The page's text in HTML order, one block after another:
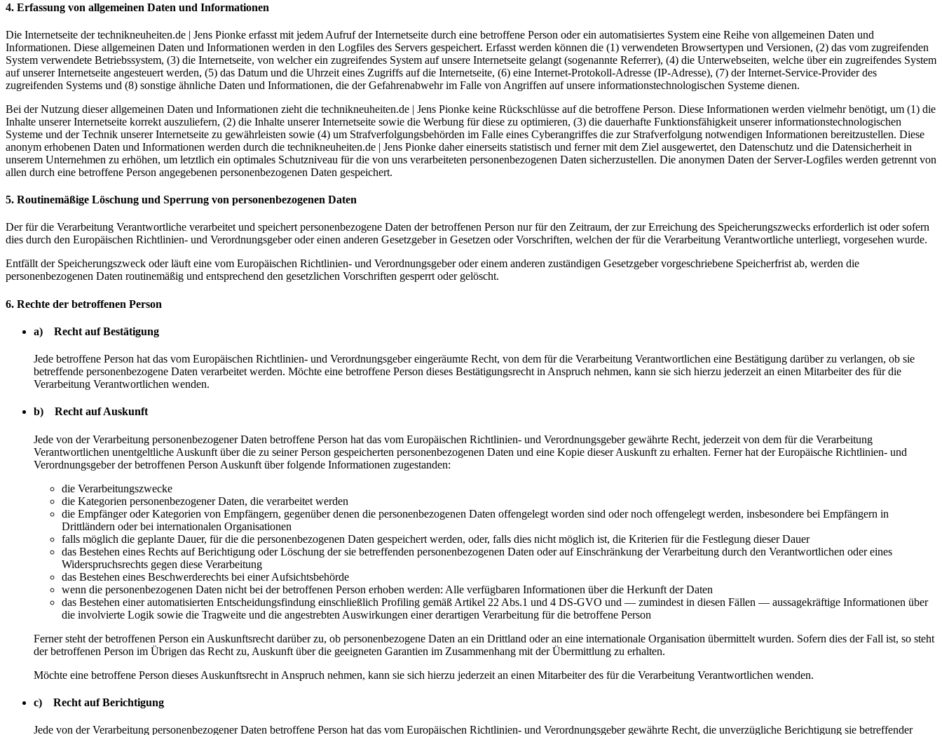
4. Erfassung von allgemeinen Daten und Informationen
Die Internetseite der technikneuheiten.de | Jens Pionke erfasst mit jedem Aufruf der Internetseite durch eine betroffene Person oder ein automatisiertes System eine Reihe von allgemeinen Daten und
Informationen. Diese allgemeinen Daten und Informationen werden in den Logfiles des Servers gespeichert. Erfasst werden können die (1) verwendeten Browsertypen und Versionen, (2) das vom zugreifenden
System verwendete Betriebssystem, (3) die Internetseite, von welcher ein zugreifendes System auf unsere Internetseite gelangt (sogenannte Referrer), (4) die Unterwebseiten, welche über ein zugreifendes System
auf unserer Internetseite angesteuert werden, (5) das Datum und die Uhrzeit eines Zugriffs auf die Internetseite, (6) eine Internet-Protokoll-Adresse (IP-Adresse), (7) der Internet-Service-Provider des
zugreifenden Systems und (8) sonstige ähnliche Daten und Informationen, die der Gefahrenabwehr im Falle von Angriffen auf unsere informationstechnologischen Systeme dienen.
Bei der Nutzung dieser allgemeinen Daten und Informationen zieht die technikneuheiten.de | Jens Pionke keine Rückschlüsse auf die betroffene Person. Diese Informationen werden vielmehr benötigt, um (1) die
Inhalte unserer Internetseite korrekt auszuliefern, (2) die Inhalte unserer Internetseite sowie die Werbung für diese zu optimieren, (3) die dauerhafte Funktionsfähigkeit unserer informationstechnologischen
Systeme und der Technik unserer Internetseite zu gewährleisten sowie (4) um Strafverfolgungsbehörden im Falle eines Cyberangriffes die zur Strafverfolgung notwendigen Informationen bereitzustellen. Diese
anonym erhobenen Daten und Informationen werden durch die technikneuheiten.de | Jens Pionke daher einerseits statistisch und ferner mit dem Ziel ausgewertet, den Datenschutz und die Datensicherheit in
unserem Unternehmen zu erhöhen, um letztlich ein optimales Schutzniveau für die von uns verarbeiteten personenbezogenen Daten sicherzustellen. Die anonymen Daten der Server-Logfiles werden getrennt von
allen durch eine betroffene Person angegebenen personenbezogenen Daten gespeichert.
5. Routinemäßige Löschung und Sperrung von personenbezogenen Daten
Der für die Verarbeitung Verantwortliche verarbeitet und speichert personenbezogene Daten der betroffenen Person nur für den Zeitraum, der zur Erreichung des Speicherungszwecks erforderlich ist oder sofern
dies durch den Europäischen Richtlinien- und Verordnungsgeber oder einen anderen Gesetzgeber in Gesetzen oder Vorschriften, welchen der für die Verarbeitung Verantwortliche unterliegt, vorgesehen wurde.
Entfällt der Speicherungszweck oder läuft eine vom Europäischen Richtlinien- und Verordnungsgeber oder einem anderen zuständigen Gesetzgeber vorgeschriebene Speicherfrist ab, werden die
personenbezogenen Daten routinemäßig und entsprechend den gesetzlichen Vorschriften gesperrt oder gelöscht.
6. Rechte der betroffenen Person
a) Recht auf Bestätigung
Jede betroffene Person hat das vom Europäischen Richtlinien- und Verordnungsgeber eingeräumte Recht, von dem für die Verarbeitung Verantwortlichen eine Bestätigung darüber zu verlangen, ob sie
betreffende personenbezogene Daten verarbeitet werden. Möchte eine betroffene Person dieses Bestätigungsrecht in Anspruch nehmen, kann sie sich hierzu jederzeit an einen Mitarbeiter des für die
Verarbeitung Verantwortlichen wenden.
b) Recht auf Auskunft
Jede von der Verarbeitung personenbezogener Daten betroffene Person hat das vom Europäischen Richtlinien- und Verordnungsgeber gewährte Recht, jederzeit von dem für die Verarbeitung
Verantwortlichen unentgeltliche Auskunft über die zu seiner Person gespeicherten personenbezogenen Daten und eine Kopie dieser Auskunft zu erhalten. Ferner hat der Europäische Richtlinien- und
Verordnungsgeber der betroffenen Person Auskunft über folgende Informationen zugestanden:
die Verarbeitungszwecke
die Kategorien personenbezogener Daten, die verarbeitet werden
die Empfänger oder Kategorien von Empfängern, gegenüber denen die personenbezogenen Daten offengelegt worden sind oder noch offengelegt werden, insbesondere bei Empfängern in
Drittländern oder bei internationalen Organisationen
falls möglich die geplante Dauer, für die die personenbezogenen Daten gespeichert werden, oder, falls dies nicht möglich ist, die Kriterien für die Festlegung dieser Dauer
das Bestehen eines Rechts auf Berichtigung oder Löschung der sie betreffenden personenbezogenen Daten oder auf Einschränkung der Verarbeitung durch den Verantwortlichen oder eines
Widerspruchsrechts gegen diese Verarbeitung
das Bestehen eines Beschwerderechts bei einer Aufsichtsbehörde
wenn die personenbezogenen Daten nicht bei der betroffenen Person erhoben werden: Alle verfügbaren Informationen über die Herkunft der Daten
das Bestehen einer automatisierten Entscheidungsfindung einschließlich Profiling gemäß Artikel 22 Abs.1 und 4 DS-GVO und — zumindest in diesen Fällen — aussagekräftige Informationen über
die involvierte Logik sowie die Tragweite und die angestrebten Auswirkungen einer derartigen Verarbeitung für die betroffene Person
Ferner steht der betroffenen Person ein Auskunftsrecht darüber zu, ob personenbezogene Daten an ein Drittland oder an eine internationale Organisation übermittelt wurden. Sofern dies der Fall ist, so steht
der betroffenen Person im Übrigen das Recht zu, Auskunft über die geeigneten Garantien im Zusammenhang mit der Übermittlung zu erhalten.
Möchte eine betroffene Person dieses Auskunftsrecht in Anspruch nehmen, kann sie sich hierzu jederzeit an einen Mitarbeiter des für die Verarbeitung Verantwortlichen wenden.
c) Recht auf Berichtigung
Jede von der Verarbeitung personenbezogener Daten betroffene Person hat das vom Europäischen Richtlinien- und Verordnungsgeber gewährte Recht, die unverzügliche Berichtigung sie betreffender